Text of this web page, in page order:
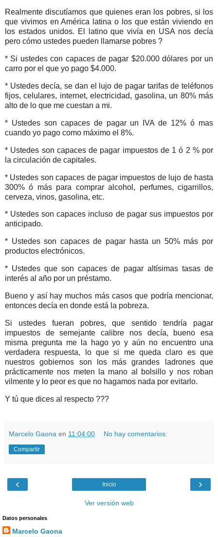
Realmente discutíamos que quienes eran los pobres, si los
que vivimos en América latina o los que están viviendo en
los estados unidos. El latino que vivía en USA nos decía
pero cómo ustedes pueden llamarse pobres ?
* Si ustedes con capaces de pagar $20.000 dólares por un
carro por el que yo pago $4.000.
* Ustedes decía, se dan el lujo de pagar tarifas de teléfonos
fijos, celulares, internet, electricidad, gasolina, un 80% más
alto de lo que me cuestan a mi.
* Ustedes son capaces de pagar un IVA de 12% ó mas
cuando yo pago como máximo el 8%.
* Ustedes son capaces de pagar impuestos de 1 ó 2 % por
la circulación de capitales.
* Ustedes son capaces de pagar impuestos de lujo de hasta
300% ó más para comprar alcohol, perfumes, cigarrillos,
cerveza, vinos, gasolina, etc.
* Ustedes son capaces incluso de pagar sus impuestos por
anticipado.
* Ustedes son capaces de pagar hasta un 50% más por
productos electrónicos.
* Ustedes que son capaces de pagar altísimas tasas de
interés al año por un préstamo.
Bueno y así hay muchos más casos que podría mencionar,
entonces decía en donde está la pobreza.
Si ustedes fueran pobres, que sentido tendría pagar
impuestos de semejante calibre nos decía, bueno esa
misma pregunta me la hago yo y aún no encuentro una
verdadera respuesta, lo que si me queda claro es que
nuestros gobiernos son los más grandes ladrones que
prácticamente nos meten la mano al bolsillo y nos roban
vilmente y lo peor es que no hagamos nada por evitarlo.
Y tú que dices al respecto ???
Marcelo Gaona en 11:04:00 No hay comentarios:
Compartir
‹ ›
Inicio
Ver versión web
Datos personales
Marcelo Gaona